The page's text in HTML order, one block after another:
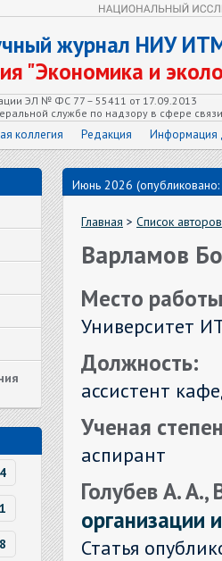
журнал НИУ
"Экономика и
ЭЛ № ФС 77 – 55411 от 17.09.2013
службе по надзору в сфере
коллегия Редакция Информация
Июнь 2026
Главная > Список авторов
Варламов
Место
Университет
Должность:
ассистент
Ученая
аспирант
Голубев А.
организации
Статья